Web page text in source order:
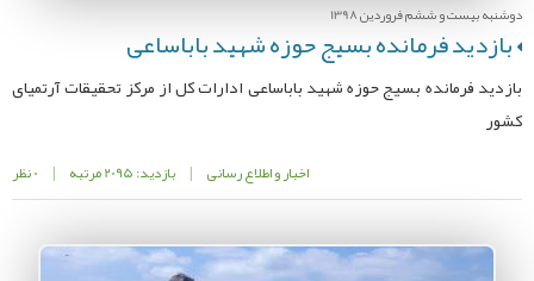
دوشنبه بیست و ششم فروردین 1398
بازدید فرمانده بسیج حوزه شهید باباساعی
بازدید فرمانده بسیج حوزه شهید باباساعی ادارات کل از مرکز تحقیقات آرتمیای
کشور
اخبار و اطلاع رسانی | بازدید: 2095 مرتبه | 0 نظر